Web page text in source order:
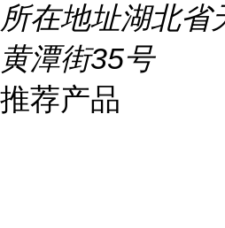
所在地址湖北省
黄潭街35号
推荐产品